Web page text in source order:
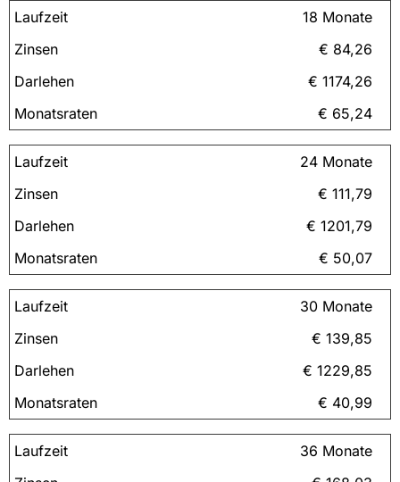
18 Monate
€ 84,26
€ 1174,26
€ 65,24
24 Monate
€ 111,79
€ 1201,79
€ 50,07
30 Monate
€ 139,85
€ 1229,85
€ 40,99
36 Monate